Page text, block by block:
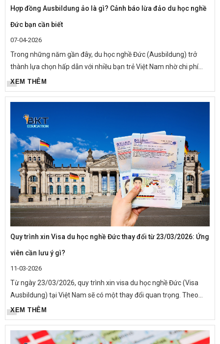
Hợp đồng Ausbildung ảo là gì? Cảnh báo lừa đảo du học nghề
Đức bạn cần biết
07-04-2026
Trong những năm gần đây, du học nghề Đức (Ausbildung) trở
thành lựa chọn hấp dẫn với nhiều bạn trẻ Việt Nam nhờ chi phí
thấp, có lương trong quá trình học và cơ hội định cư lâu...
XEM THÊM
Quy trình xin Visa du học nghề Đức thay đổi từ 23/03/2026: Ứng
viên cần lưu ý gì?
11-03-2026
Từ ngày 23/03/2026, quy trình xin visa du học nghề Đức (Visa
Ausbildung) tại Việt Nam sẽ có một thay đổi quan trọng. Theo
thông báo mới từ Đại sứ quán Đức tại Việt Nam, tất cả ứng viên
nộp...
XEM THÊM